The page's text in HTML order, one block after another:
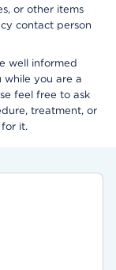
or other items
contact person
well informed
you are a
feel free to ask
treatment, or
it.